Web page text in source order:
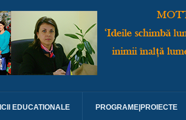
EDUCATIONALE PROGRAME|PROIECTE